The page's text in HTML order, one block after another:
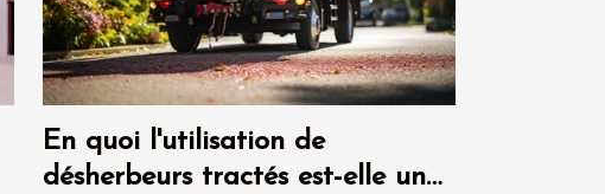
En quoi l'utilisation de
désherbeurs tractés est-elle une